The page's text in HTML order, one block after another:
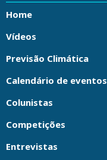
Home
Vídeos
Previsão Climática
Calendário de eventos
Colunistas
Competições
Entrevistas